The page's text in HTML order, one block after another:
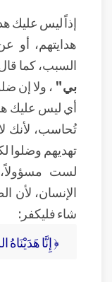
إذاً ليس عليك
هدايتهم، أو
السبب، كما
بي" ، ولا إن
أي ليس عليك
تُحاسب، لأنك
تهديهم وضلوا
لست
الإنسان،
شاء فليكفر:
﴿ إِنَّا هَدَيْنَاهُ